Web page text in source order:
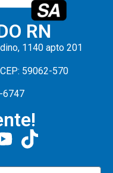
RN
1140 apto 201
59062-570
6747